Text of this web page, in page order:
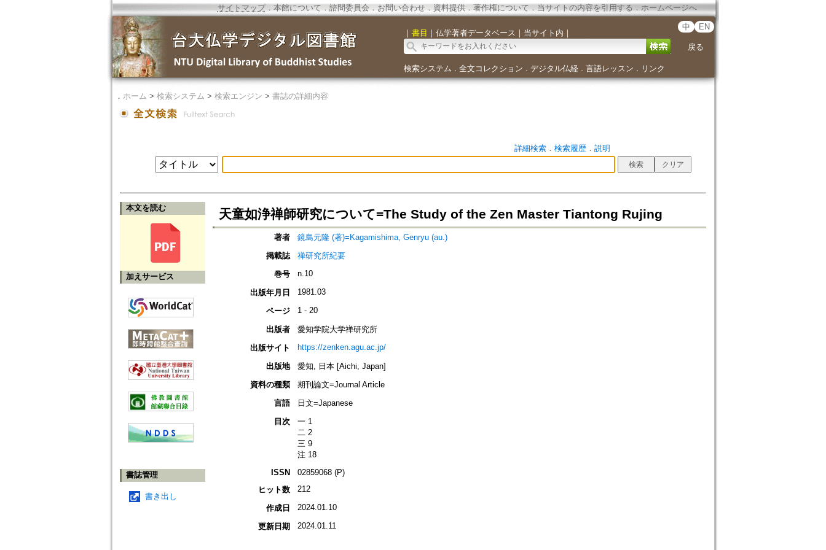
サイトマップ．本館について ． 諮問委員会． お問い合わせ． 資料提供． 著作権について．当サイトの内容を引用する ． ホームページへ
｜ 書目 ｜ 仏学著者データベース ｜ 当サイト内 ｜
中 EN
戻る
検索システム ． 全文コレクション ． デジタル仏経． 言語レッスン ． リンク
． ホーム > 検索システム > 検索エンジン > 書誌の詳細内容
詳細検索． 検索履歴． 説明
本文を読む
加えサービス
書誌管理
書き出し
天童如浄禅師研究について=The Study of the Zen Master Tiantong Rujing
著者
鏡島元隆 (著)=Kagamishima, Genryu (au.)
掲載誌
禅研究所紀要
巻号
n.10
出版年月日 1981.03
ページ 1 - 20
出版者
愛知学院大学禅研究所
出版サイト
https://zenken.agu.ac.jp/
出版地
愛知, 日本 [Aichi, Japan]
資料の種類
期刊論文=Journal Article
言語
日文=Japanese
目次
一 1
二 2
三 9
注 18
ISSN
02859068 (P)
ヒット数
212
作成日 2024.01.10
更新日期 2024.01.11